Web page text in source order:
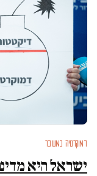
דמוקרטיה במשבר
ישראל היא